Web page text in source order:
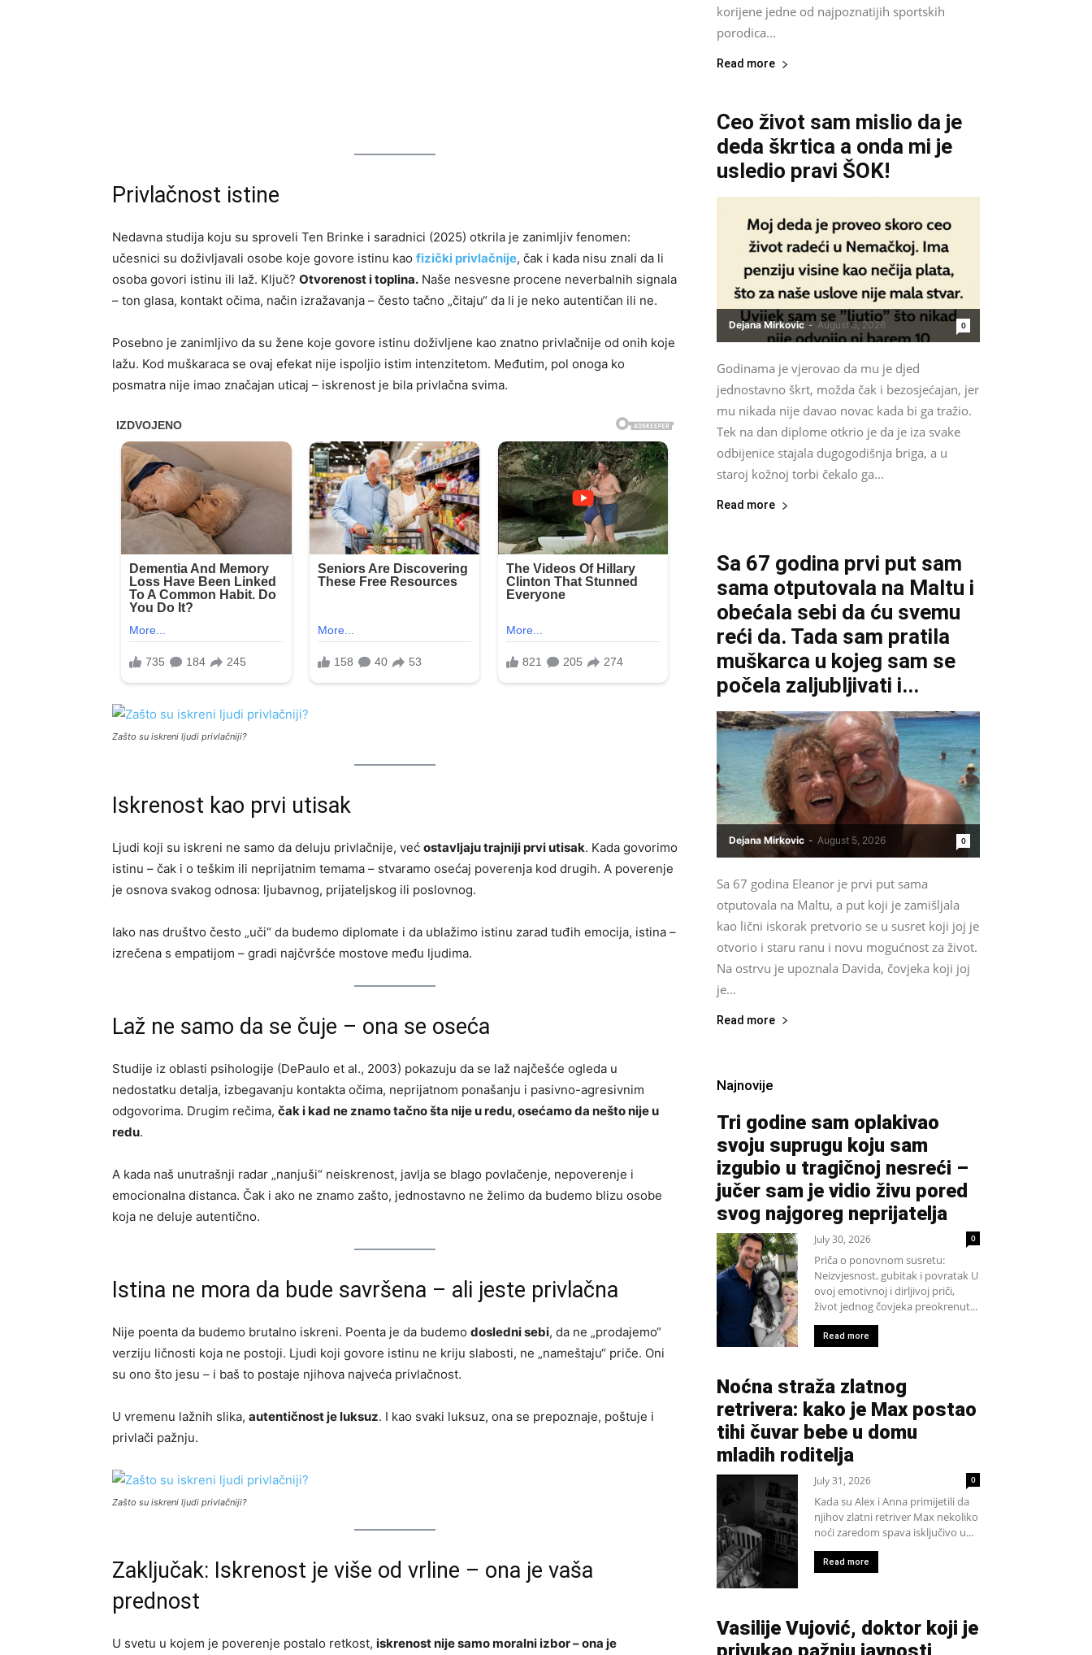
Privlačnost istine
Nedavna studija koju su sproveli Ten Brinke i saradnici (2025) otkrila je zanimljiv fenomen:
učesnici su doživljavali osobe koje govore istinu kao fizički privlačnije, čak i kada nisu znali da li
osoba govori istinu ili laž. Ključ? Otvorenost i toplina. Naše nesvesne procene neverbalnih signala
– ton glasa, kontakt očima, način izražavanja – često tačno „čitaju“ da li je neko autentičan ili ne.
Posebno je zanimljivo da su žene koje govore istinu doživljene kao znatno privlačnije od onih koje
lažu. Kod muškaraca se ovaj efekat nije ispoljio istim intenzitetom. Međutim, pol onoga ko
posmatra nije imao značajan uticaj – iskrenost je bila privlačna svima.
Zašto su iskreni ljudi privlačniji?
Iskrenost kao prvi utisak
Ljudi koji su iskreni ne samo da deluju privlačnije, već ostavljaju trajniji prvi utisak. Kada govorimo
istinu – čak i o teškim ili neprijatnim temama – stvaramo osećaj poverenja kod drugih. A poverenje
je osnova svakog odnosa: ljubavnog, prijateljskog ili poslovnog.
Iako nas društvo često „uči“ da budemo diplomate i da ublažimo istinu zarad tuđih emocija, istina –
izrečena s empatijom – gradi najčvršće mostove među ljudima.
Laž ne samo da se čuje – ona se oseća
Studije iz oblasti psihologije (DePaulo et al., 2003) pokazuju da se laž najčešće ogleda u
nedostatku detalja, izbegavanju kontakta očima, neprijatnom ponašanju i pasivno-agresivnim
odgovorima. Drugim rečima, čak i kad ne znamo tačno šta nije u redu, osećamo da nešto nije u
redu.
A kada naš unutrašnji radar „nanjuši“ neiskrenost, javlja se blago povlačenje, nepoverenje i
emocionalna distanca. Čak i ako ne znamo zašto, jednostavno ne želimo da budemo blizu osobe
koja ne deluje autentično.
Istina ne mora da bude savršena – ali jeste privlačna
Nije poenta da budemo brutalno iskreni. Poenta je da budemo dosledni sebi, da ne „prodajemo“
verziju ličnosti koja ne postoji. Ljudi koji govore istinu ne kriju slabosti, ne „nameštaju“ priče. Oni
su ono što jesu – i baš to postaje njihova najveća privlačnost.
U vremenu lažnih slika, autentičnost je luksuz. I kao svaki luksuz, ona se prepoznaje, poštuje i
privlači pažnju.
Zašto su iskreni ljudi privlačniji?
Zaključak: Iskrenost je više od vrline – ona je vaša
prednost
U svetu u kojem je poverenje postalo retkost, iskrenost nije samo moralni izbor – ona je
korijene jedne od najpoznatijih sportskih
porodica...
Read more
Ceo život sam mislio da je
deda škrtica a onda mi je
usledio pravi ŠOK!
Dejana Mirkovic - August 5, 2026 0
Godinama je vjerovao da mu je djed
jednostavno škrt, možda čak i bezosjećajan, jer
mu nikada nije davao novac kada bi ga tražio.
Tek na dan diplome otkrio je da je iza svake
odbijenice stajala dugogodišnja briga, a u
staroj kožnoj torbi čekalo ga...
Read more
Sa 67 godina prvi put sam
sama otputovala na Maltu i
obećala sebi da ću svemu
reći da. Tada sam pratila
muškarca u kojeg sam se
počela zaljubljivati i...
Dejana Mirkovic - August 5, 2026 0
Sa 67 godina Eleanor je prvi put sama
otputovala na Maltu, a put koji je zamišljala
kao lični iskorak pretvorio se u susret koji joj je
otvorio i staru ranu i novu mogućnost za život.
Na ostrvu je upoznala Davida, čovjeka koji joj
je...
Read more
Najnovije
Tri godine sam oplakivao
svoju suprugu koju sam
izgubio u tragičnoj nesreći –
jučer sam je vidio živu pored
svog najgoreg neprijatelja
July 30, 2026 0
Priča o ponovnom susretu:
Neizvjesnost, gubitak i povratak U
ovoj emotivnoj i dirljivoj priči,
život jednog čovjeka preokrenut...
Read more
Noćna straža zlatnog
retrivera: kako je Max postao
tihi čuvar bebe u domu
mladih roditelja
July 31, 2026 0
Kada su Alex i Anna primijetili da
njihov zlatni retriver Max nekoliko
noći zaredom spava isključivo u...
Read more
Vasilije Vujović, doktor koji je